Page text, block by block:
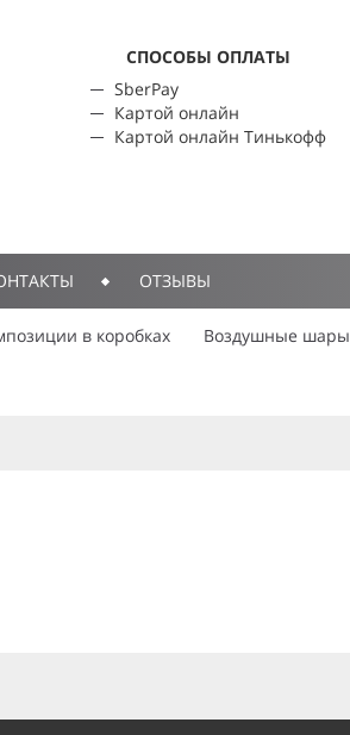
CПОСОБЫ ОПЛАТЫ
SberPay
Картой онлайн
Картой онлайн Тинькофф
ОТЗЫВЫ
в коробках Воздушные шары